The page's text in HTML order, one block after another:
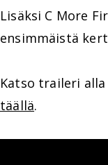
Lisäksi C More
ensimmäistä
Katso traileri
täällä.